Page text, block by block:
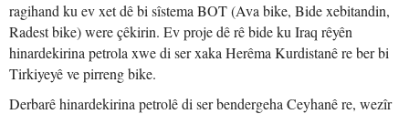
ragihand ku ev xet dê bi sîstema BOT (Ava bike, Bide xebitandin,
Radest bike) were çêkirin. Ev proje dê rê bide ku Iraq rêyên
hinardekirina petrola xwe di ser xaka Herêma Kurdistanê re ber bi
Tirkiyeyê ve pirreng bike.
Derbarê hinardekirina petrolê di ser bendergeha Ceyhanê re, wezîr